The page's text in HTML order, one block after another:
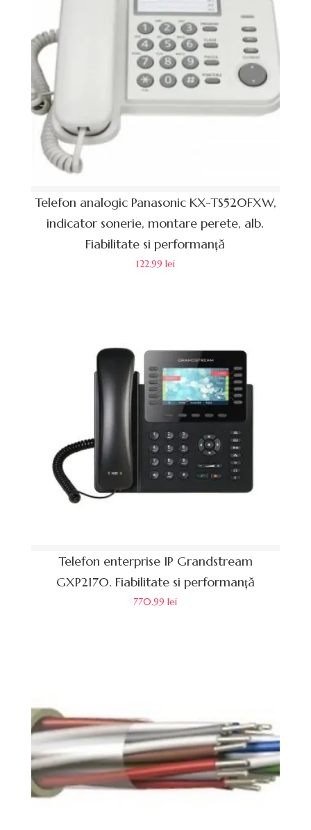
Telefon analogic Panasonic KX-TS520FXW,
indicator sonerie, montare perete, alb.
Fiabilitate si performanță
122.99 lei
Telefon enterprise IP Grandstream
GXP2170. Fiabilitate si performanță
770.99lei